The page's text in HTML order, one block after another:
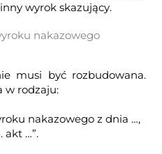
wyrok skazujący.
nakazowego
musi być rozbudowana.
w rodzaju:
nakazowego z dnia …,
akt …”.